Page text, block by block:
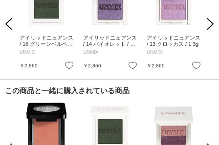
Previous
お気に入り
アイリッドニュアンス
/ 16 グリーンベルベッ
ト / 1.3g
UNMIX
￥2,860 お気に入り
アイリッドニュアンス
/ 14 バイオレット / 1.
3g
UNMIX
￥2,860 お気に入り
アイリッドニュアンス
/ 13 クロッカス / 1.3g
UNMIX
￥2,860
Next
この商品と一緒に購入されている商品